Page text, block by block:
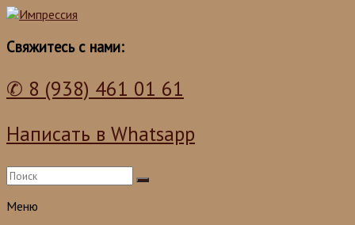
Импрессия
Школа танцев для детей и взрослых
Свяжитесь с нами:
✆ 8 (938) 461 01 61
Написать в Whatsapp
Меню